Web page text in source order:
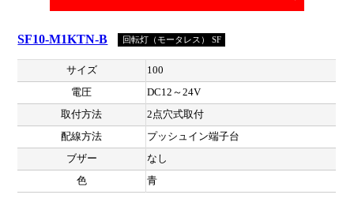
SF10-M1KTN-B 回転灯（モータレス） SF
サイズ
100
電圧
DC12～24V
取付方法
2点穴式取付
配線方法
プッシュイン端子台
ブザー
なし
色
青